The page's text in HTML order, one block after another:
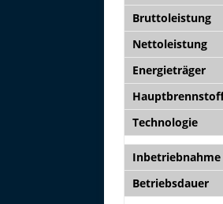
Bruttoleistung
Nettoleistung
Energieträger
Technologie
Inbetriebnahme
Betriebsdauer